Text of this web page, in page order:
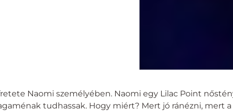
Naomi személyében. Naomi egy Lilac Point
tudhassak. Hogy miért? Mert jó ránézni, mert